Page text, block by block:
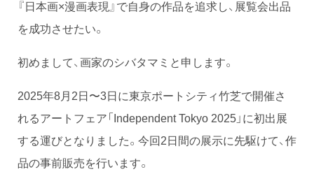
『日本画×漫画表現』で自身の作品を追求し、展覧会出品
を成功させたい。
初めまして、画家のシバタマミと申します。
2025年8月2日〜3日に東京ポートシティ竹芝で開催さ
れるアートフェア「Independent Tokyo 2025」に初出展
する運びとなりました。今回2日間の展示に先駆けて、作
品の事前販売を行います。